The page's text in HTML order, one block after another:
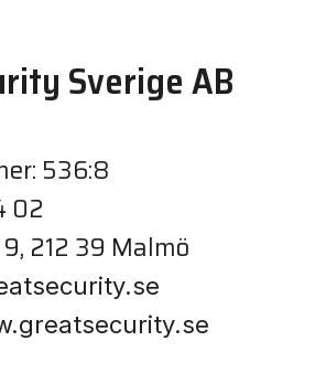
Sverige AB
536:8
02
212 39 Malmö